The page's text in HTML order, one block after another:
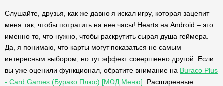
Слушайте, друзья, как же давно я искал игру, которая зацепит
меня так, чтобы потратить на нее часы! Hearts на Android – это
именно то, что нужно, чтобы раскрутить сырая душа геймера.
Да, я понимаю, что карты могут показаться не самым
интересным выбором, но тут эффект совершенно другой. Если
вы уже оценили функционал, обратите внимание на Buraco Plus
- Card Games (Бурако Плюс) [МОД Меню] . Расширенные